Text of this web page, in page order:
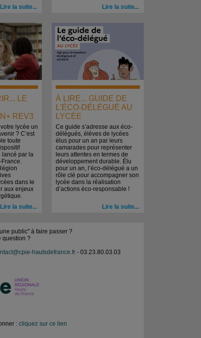
Lire la suite...
Lire la suite...
LE
REV3
lycée un
? C’est
toute
lancé par la
France.
dans le
aux enjeux
Lire la suite...
À LIRE... GUIDE DE
L'ÉCO-DÉLÉGUÉ AU
LYCÉE
Ce guide s’adresse aux éco-
délégués, élèves de lycées
élus pour un an par leurs
camarades pour représenter
leurs attentes en termes de
développement durable. Élu
pour un an, l’éco-délégué a un
rôle clé pour accompagner son
lycée dans la réalisation
d’actions éco-responsable !
Lire la suite...
public" à faire passer ?
question ?
hautsdefrance.fr- 03.23.80.03.03
: cliquez sur ce lien